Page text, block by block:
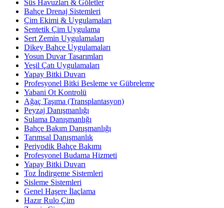
Süs Havuzları & Göletler
Bahçe Drenaj Sistemleri
Çim Ekimi & Uygulamaları
Sentetik Çim Uygulama
Sert Zemin Uygulamaları
Dikey Bahçe Uygulamaları
Yosun Duvar Tasarımları
Yeşil Çatı Uygulamaları
Yapay Bitki Duvarı
Profesyonel Bitki Besleme ve Gübreleme
Yabani Ot Kontrolü
Ağaç Taşıma (Transplantasyon)
Peyzaj Danışmanlığı
Sulama Danışmanlığı
Bahçe Bakım Danışmanlığı
Tarımsal Danışmanlık
Periyodik Bahçe Bakımı
Profesyonel Budama Hizmeti
Yapay Bitki Duvarı
Toz İndirgeme Sistemleri
Sisleme Sistemleri
Genel Haşere İlaçlama
Hazır Rulo Çim